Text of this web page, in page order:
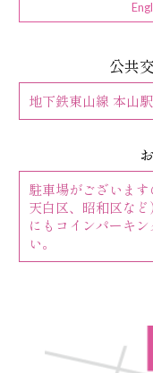
公共
地下鉄東山線 本山
駐車場がございます
天白区、昭和区な
にもコインパーキ
い。